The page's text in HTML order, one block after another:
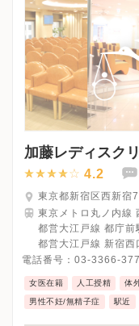
加藤レディスク
4.2
東京都新宿区西新宿
東京メトロ丸ノ内線
都営大江戸線 都庁前
都営大江戸線 新宿西
電話番号： 03-3366-
女医在籍 人工授精 体
男性不妊/無精子症 駅近